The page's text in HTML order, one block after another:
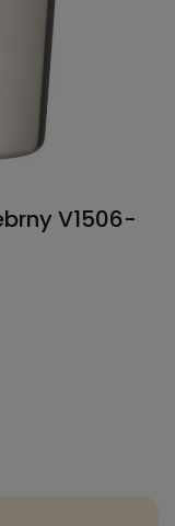
V1506-